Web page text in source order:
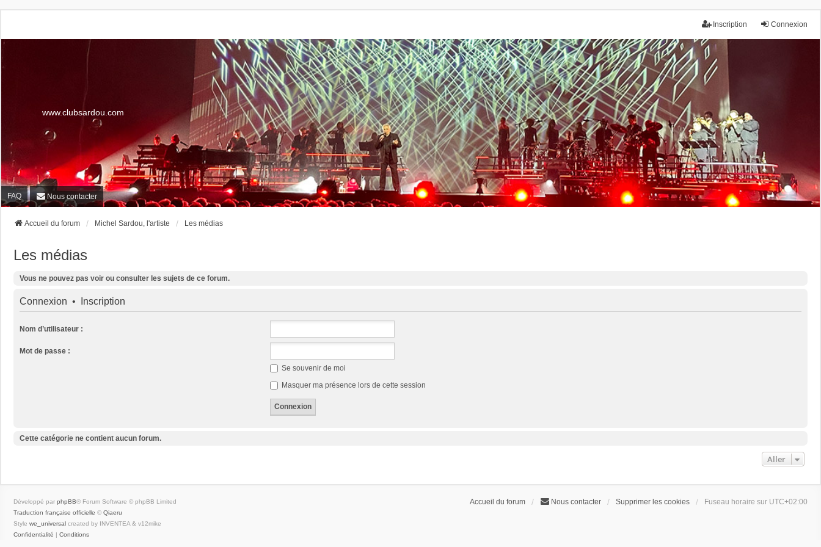
Connexion
Inscription
www.clubsardou.com
FAQ Nous contacter
Accueil du forum Michel Sardou, l'artiste Les médias
Les médias
Vous ne pouvez pas voir ou consulter les sujets de ce forum.
Connexion • Inscription
Nom d’utilisateur :
Mot de passe :
Se souvenir de moi
Masquer ma présence lors de cette session
Cette catégorie ne contient aucun forum.
Aller
Accueil du forum Nous contacter Supprimer les cookies Fuseau horaire sur UTC+02:00
Développé par phpBB® Forum Software © phpBB Limited
Traduction française officielle © Qiaeru
Style we_universal created by INVENTEA & v12mike
Confidentialité | Conditions